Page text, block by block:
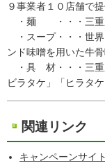
９事業者１０店舗で
・麺 ・・・三重県
・スープ・・・世界
ンド味噌を用いた牛
・具 材・・・三重
ビラタケ」「ヒラタ
関連リンク
キャンペーンサイト